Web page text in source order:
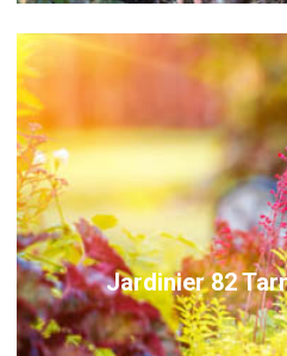
Jardinier 82